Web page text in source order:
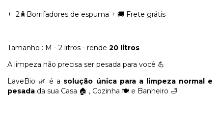
+ 2🧴Borrifadores de espuma + 🚚 Frete grátis
Tamanho : M - 2 litros - rende 20 litros
A limpeza não precisa ser pesada para você 💪
LaveBio 🌿 é a solução única para a limpeza normal e
pesada da sua Casa 🏠 , Cozinha 🍽 e Banheiro 🛁